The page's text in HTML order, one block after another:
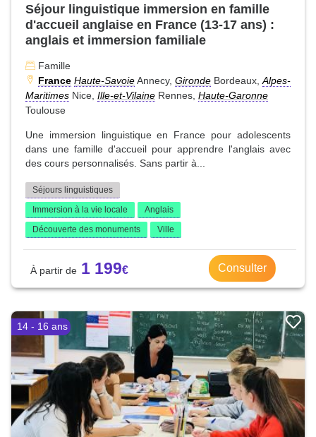
Séjour linguistique immersion en famille
d'accueil anglaise en France (13-17 ans) :
anglais et immersion familiale
Famille
France Haute-SavoieAnnecy, Gironde Bordeaux, Alpes-
Maritimes Nice, Ille-et-Vilaine Rennes, Haute-Garonne
Toulouse
Une immersion linguistique en France pour adolescents
dans une famille d'accueil pour apprendre l'anglais avec
des cours personnalisés. Sans partir à...
Séjours linguistiques
Immersion à la vie locale
Anglais
Découverte des monuments
Ville
1 199 Consulter
14 - 16 ans